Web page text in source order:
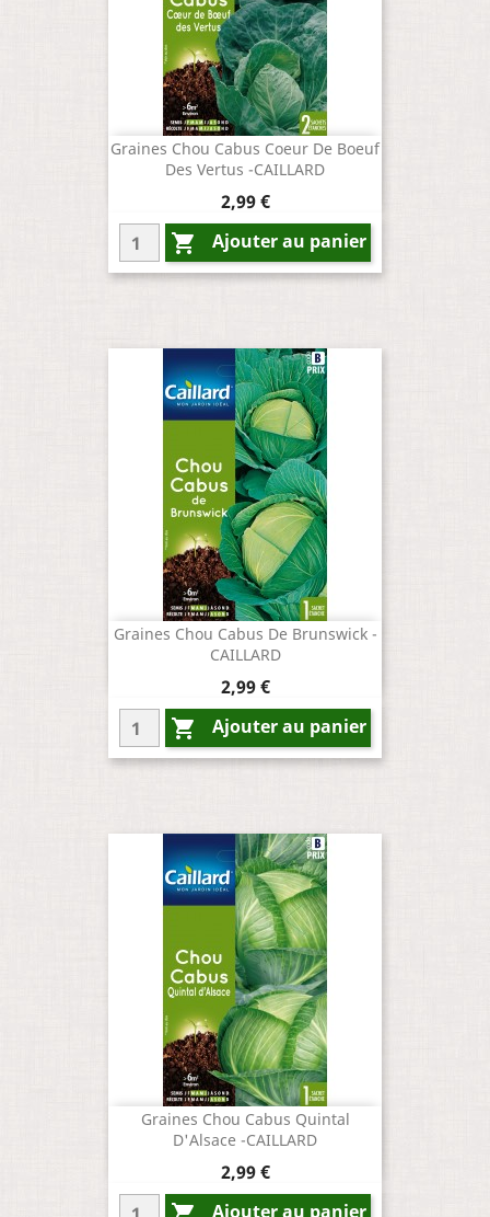
Graines Chou Cabus Coeur De Boeuf
Des Vertus -CAILLARD
Prix
2,99 €
 Ajouter au panier
Graines Chou Cabus De Brunswick -
CAILLARD
Prix
2,99 €
 Ajouter au panier
Graines Chou Cabus Quintal
D'Alsace -CAILLARD
Prix
2,99 €
Ajouter au panier